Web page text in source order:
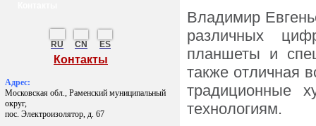
RU CN ES
Контакты
Адрес:
Московская обл., Раменский муниципальный
округ,
пос. Электроизолятор, д. 67
Владимир
различных
планшеты и
также отличная
традиционные
технологиям.